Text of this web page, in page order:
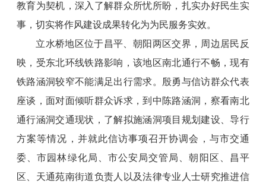
教育为契机，深入了解群众所忧所盼，扎实办好民生实
事，切实将作风建设成果转化为为民服务实效。
立水桥地区位于昌平、朝阳两区交界，周边居民反
映，受东北环线铁路影响，该地区南北通行不畅，现有
铁路涵洞较窄不能满足出行需求。殷勇与信访群众代表
座谈，面对面倾听群众诉求，到中陈路涵洞，察看南北
通行涵洞交通现状，了解拟施涵洞项目规划建设、导行
方案等情况，并就此信访事项召开协调会，与市交通
委、市园林绿化局、市公安局交管局、朝阳区、昌平
区、天通苑南街道负责人以及法律专业人士研究推进信